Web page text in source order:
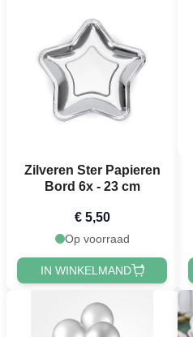
Zilveren Ster Papieren
Bord 6x - 23 cm
€ 5,50
Op voorraad
IN WINKELMAND